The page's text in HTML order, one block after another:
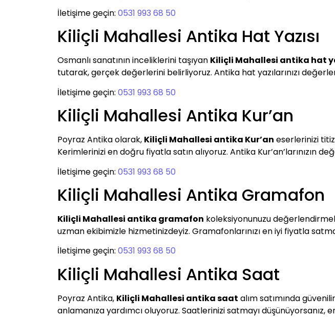
İletişime geçin: 0531 993 68 50
Kiliçli Mahallesi Antika Hat Yazısı
Osmanlı sanatının inceliklerini taşıyan Kiliçli Mahallesi antika hat
tutarak, gerçek değerlerini belirliyoruz. Antika hat yazılarınızı
İletişime geçin: 0531 993 68 50
Kiliçli Mahallesi Antika Kur’an
Poyraz Antika olarak, Kiliçli Mahallesi antika Kur’an eserlerinizi
Kerimlerinizi en doğru fiyatla satın alıyoruz. Antika Kur’an’larınızın
İletişime geçin: 0531 993 68 50
Kiliçli Mahallesi Antika Gramafon
Kiliçli Mahallesi antika gramafon koleksiyonunuzu
uzman ekibimizle hizmetinizdeyiz. Gramafonlarınızı en iyi fiyatla
İletişime geçin: 0531 993 68 50
Kiliçli Mahallesi Antika Saat
Poyraz Antika, Kiliçli Mahallesi antika saat alım satımında
anlamanıza yardımcı oluyoruz. Saatlerinizi satmayı